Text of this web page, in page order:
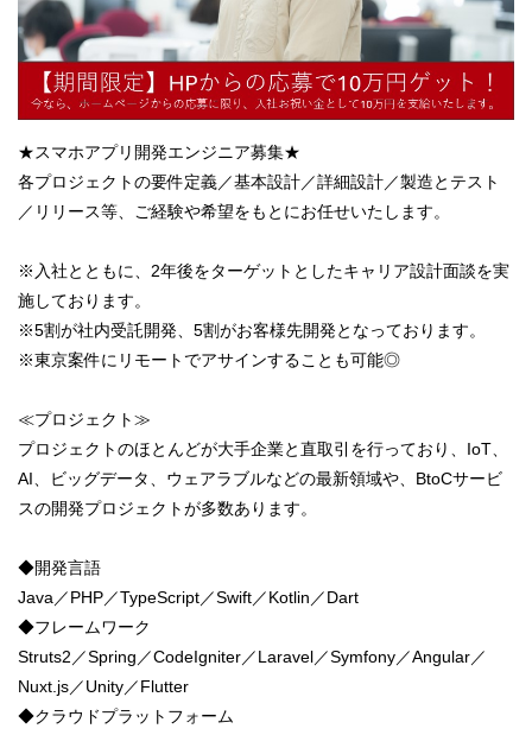
★スマホアプリ開発エンジニア募集★
各プロジェクトの要件定義／基本設計／詳細設計／製造とテスト
／リリース等、ご経験や希望をもとにお任せいたします。
※入社とともに、2年後をターゲットとしたキャリア設計面談を実
施しております。
※5割が社内受託開発、5割がお客様先開発となっております。
※東京案件にリモートでアサインすることも可能◎
≪プロジェクト≫
プロジェクトのほとんどが大手企業と直取引を行っており、IoT、
AI、ビッグデータ、ウェアラブルなどの最新領域や、BtoCサービ
スの開発プロジェクトが多数あります。
◆開発言語
Java／PHP／TypeScript／Swift／Kotlin／Dart
◆フレームワーク
Struts2／Spring／CodeIgniter／Laravel／Symfony／Angular／
Nuxt.js／Unity／Flutter
◆クラウドプラットフォーム